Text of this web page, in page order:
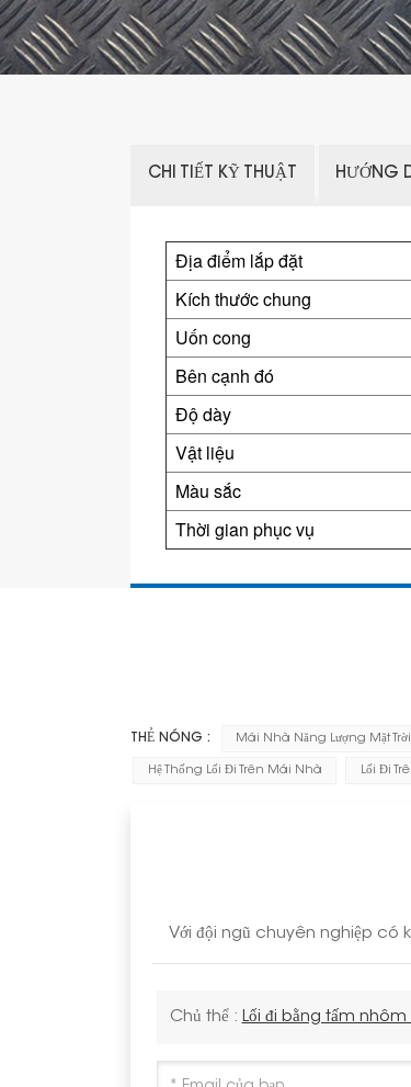
CHI TIẾT KỸ THUẬT HƯỚNG
Địa điểm lắp đặt
Kích thước chung
Uốn cong
Bên cạnh đó
Độ dày
Vật liệu
Màu sắc
Thời gian phục vụ
THẺ NÓNG : Mái Nhà Năng Lượng Mặt
Hệ Thống Lối Đi Trên Mái Nhà Lối Đi
Với đội ngũ chuyên nghiệp có
Chủ thể : Lối đi bằng tấm